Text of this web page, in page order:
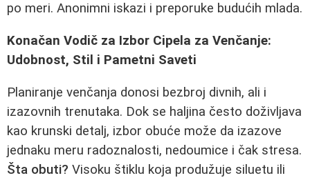
po meri. Anonimni iskazi i preporuke budućih mlada.
Konačan Vodič za Izbor Cipela za Venčanje:
Udobnost, Stil i Pametni Saveti
Planiranje venčanja donosi bezbroj divnih, ali i
izazovnih trenutaka. Dok se haljina često doživljava
kao krunski detalj, izbor obuće može da izazove
jednaku meru radoznalosti, nedoumice i čak stresa.
Šta obuti? Visoku štiklu koja produžuje siluetu ili